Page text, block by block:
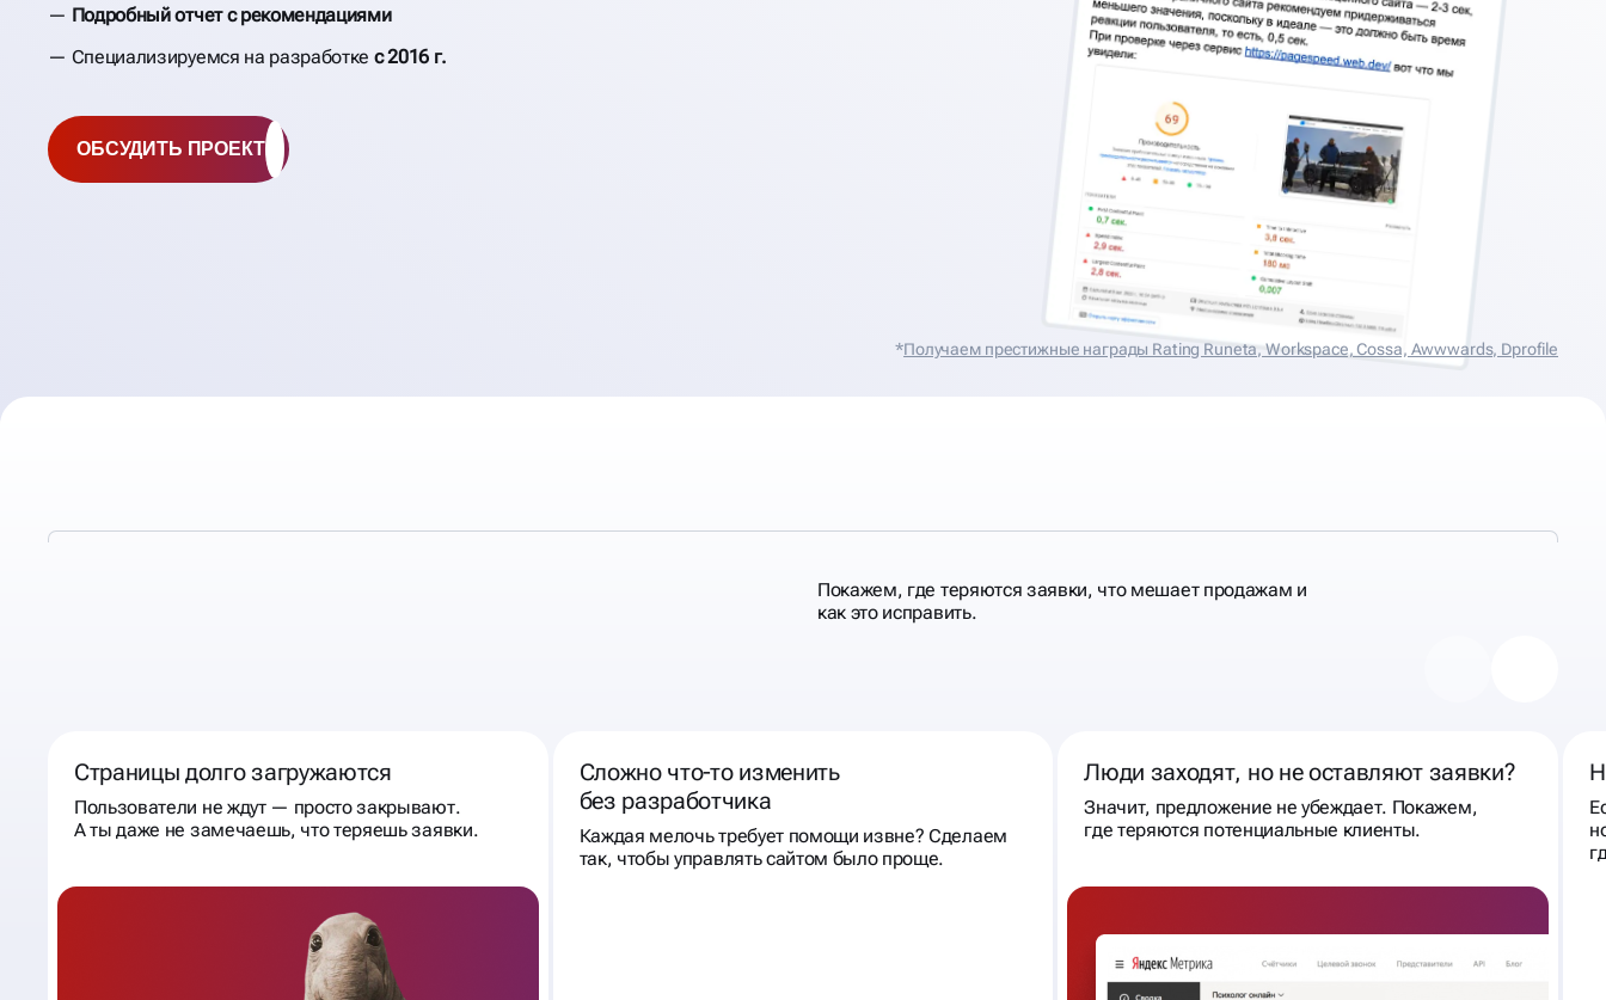
Подробный отчет с рекомендациями
Специализируемся на разработке с 2016 г.
ОБСУДИТЬ ПРОЕКТ
*Получаем престижные награды Rating Runeta, Workspace, Cossa, Аwwwards, Dprofile
Покажем, где теряются заявки, что мешает продажам и
как это исправить.
Страницы долго загружаются
Пользователи не ждут — просто закрывают.
А ты даже не замечаешь, что теряешь заявки.
Сложно что‑то изменить
без разработчика
Каждая мелочь требует помощи извне? Сделаем
так, чтобы управлять сайтом было проще.
Люди заходят, но не оставляют заявки?
Значит, предложение не убеждает. Покажем,
где теряются потенциальные клиенты.